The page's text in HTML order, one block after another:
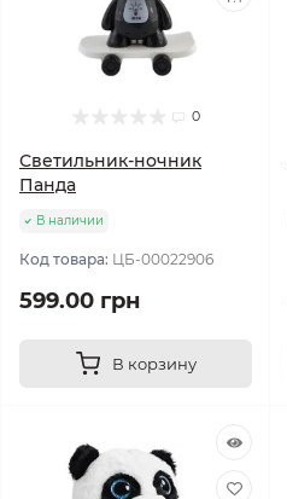
0
Светильник-ночник
Панда
В наличии
Код товара: ЦБ-00022906
599.00 грн
В корзину